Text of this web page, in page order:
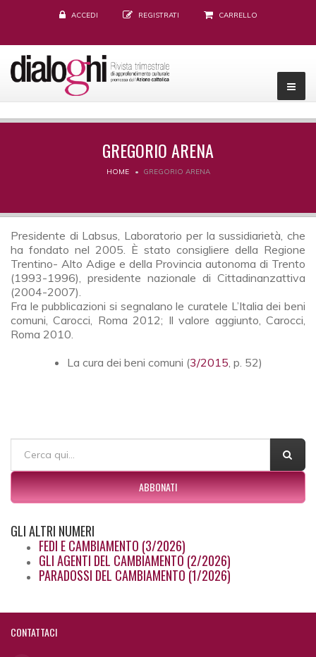
ACCEDI REGISTRATI CARRELLO
GREGORIO ARENA
HOME GREGORIO ARENA
Presidente di Labsus, Laboratorio per la sussidiarietà, che
ha fondato nel 2005. È stato consigliere della Regione
Trentino- Alto Adige e della Provincia autonoma di Trento
(1993-1996), presidente nazionale di Cittadinanzattiva
(2004-2007).
Fra le pubblicazioni si segnalano le curatele L’Italia dei beni
comuni, Carocci, Roma 2012; Il valore aggiunto, Carocci,
Roma 2010.
La cura dei beni comuni (3/2015, p. 52)
FORM DI RICERCA
ABBONATI
GLIALTRI NUMERI
FEDI E CAMBIAMENTO (3/2026)
GLI AGENTI DEL CAMBIAMENTO (2/2026)
PARADOSSI DEL CAMBIAMENTO (1/2026)
CONTATTACI